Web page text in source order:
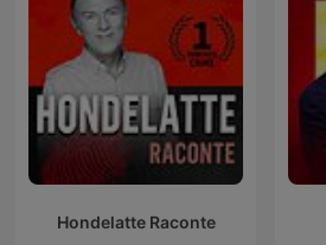
Hondelatte Raconte